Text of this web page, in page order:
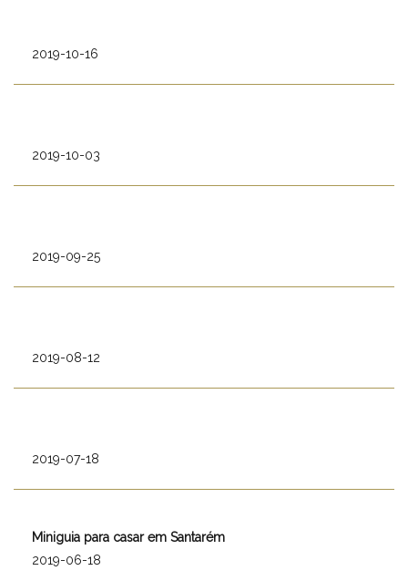
2019-10-16
2019-10-03
2019-09-25
2019-08-12
2019-07-18
Miniguia para casar em Santarém
2019-06-18